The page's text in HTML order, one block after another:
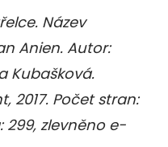
Název
Anien. Autor:
Kubašková.
2017. Počet stran:
299, zlevněno e-